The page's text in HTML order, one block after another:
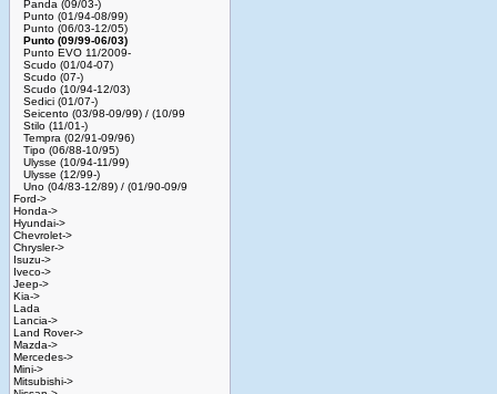
Panda (09/03-)
Punto (01/94-08/99)
Punto (06/03-12/05)
Punto (09/99-06/03)
Punto EVO 11/2009-
Scudo (01/04-07)
Scudo (07-)
Scudo (10/94-12/03)
Sedici (01/07-)
Seicento (03/98-09/99) / (10/99
Stilo (11/01-)
Tempra (02/91-09/96)
Tipo (06/88-10/95)
Ulysse (10/94-11/99)
Ulysse (12/99-)
Uno (04/83-12/89) / (01/90-09/9
Ford->
Honda->
Hyundai->
Chevrolet->
Chrysler->
Isuzu->
Iveco->
Jeep->
Kia->
Lada
Lancia->
Land Rover->
Mazda->
Mercedes->
Mini->
Mitsubishi->